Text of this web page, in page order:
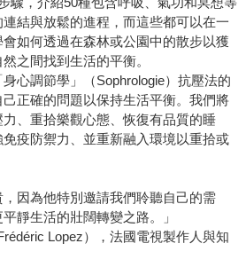
結與放鬆的進程，而這些都可以在一
如何透過在森林或公園中的散步以獲
之間找到生活的平衡。
心調節學」（Sophrologie）抗壓法的
正確的問題以保持生活平衡。我們將
、重拾樂觀心態、恢復有品質的睡
疫防禦力、並重新融入環境以重拾或
，因為他特別邀請我們聆聽自己的需
靜生活的壯闊轉變之路。」
Lopez），法國電視製作人與知